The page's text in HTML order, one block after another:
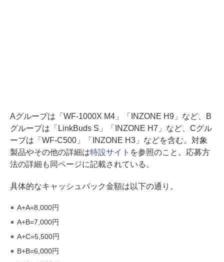
Aグループは「WF-1000X M4」「INZONE H9」など、B
グループは「LinkBuds S」「INZONE H7」など、Cグル
ープは「WF-C500」「INZONE H3」などを含む。対象
製品やその他の詳細は特設サイト を参照のこと。応募方
法の詳細も同ページに記載されている。
具体的なキャッシュバック金額は以下の通り。
A+A=8,000円
A+B=7,000円
A+C=5,500円
B+B=6,000円